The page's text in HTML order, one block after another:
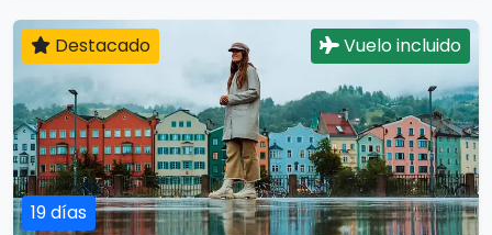
19 días
Destacado Vuelo incluido